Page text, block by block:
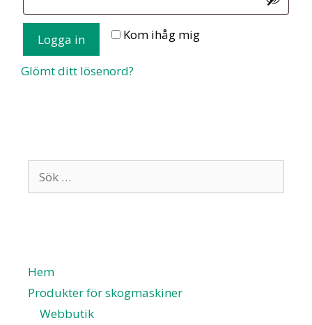
Kom ihåg mig
Logga in
Glömt ditt lösenord?
Hem
Produkter för skogmaskiner
Webbutik